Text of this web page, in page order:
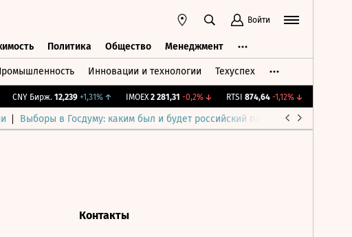
Войти
Политика Общество Менеджмент
Инновации и технологии Техуспех
CNY Бирж. 12,239 +1,31%↑ IMOEX 2 281,31 -0,2%↓ RTSI 874,64 -1,12%↓
Выборы в Госдуму: каким был и будет российский парламент
Контакты